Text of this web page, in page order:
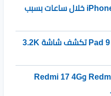
تسريب: أبل قد ترفع أسعار iPhone 17 خلال ساعات بسبب
تسريبات Xiaomi Pad 9 وPad 9 Pro تكشف شاشة 3.2K
شاومي تطلق هاتفي Redmi 17 5G وRedmi 17 4G